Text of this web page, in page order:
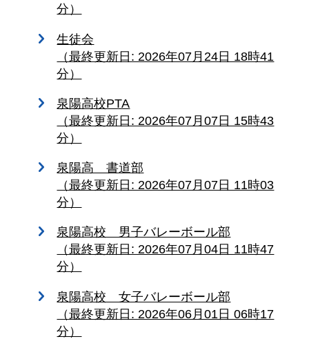
分）
生徒会
（最終更新日: 2026年07月24日 18時41
分）
泉陽高校PTA
（最終更新日: 2026年07月07日 15時43
分）
泉陽高 書道部
（最終更新日: 2026年07月07日 11時03
分）
泉陽高校 男子バレーボール部
（最終更新日: 2026年07月04日 11時47
分）
泉陽高校 女子バレーボール部
（最終更新日: 2026年06月01日 06時17
分）